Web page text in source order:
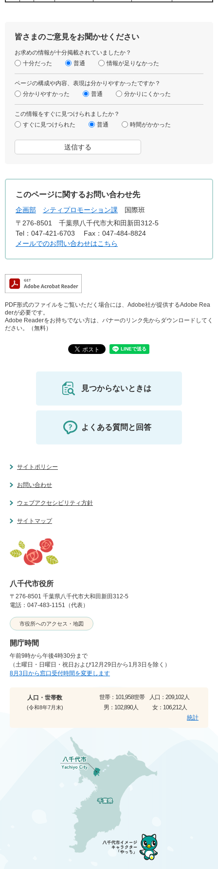
皆さまのご意見をお聞かせください
お求めの情報が十分掲載されていましたか？
十分だった
普通 情報が足りなかった
ページの構成や内容、表現は分かりやすかったですか？
分かりやすかった
普通 分かりにくかった
この情報をすぐに見つけられましたか？
すぐに見つけられた
普通 時間がかかった
このページに関するお問い合わせ先
企画部 シティプロモーション課
国際班
〒276-8501
千葉県八千代市大和田新田312-5
Tel：047-421-6703
Fax：047-484-8824
メールでのお問い合わせはこちら
PDF形式のファイルをご覧いただく場合には、Adobe社が提供するAdobe Rea
derが必要です。
Adobe Readerをお持ちでない方は、バナーのリンク先からダウンロードしてく
ださい。（無料）
見つからないときは
よくある質問と回答
サイトポリシー
お問い合わせ
ウェブアクセシビリティ方針
サイトマップ
八千代市役所
〒276-8501 千葉県八千代市大和田新田312-5
電話：047-483-1151（代表）
市役所へのアクセス・地図
開庁時間
午前9時から午後4時30分まで
（土曜日・日曜日・祝日および12月29日から1月3日を除く）
8月3日から窓口受付時間を変更します
人口・世帯数
(令和8年7月末)
世帯： 101,958世帯 人口： 209,102人
男： 102,890人 女： 106,212人
統計